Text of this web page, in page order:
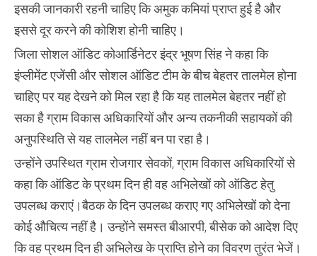
इसकी जानकारी रहनी चाहिए कि अमुक कमियां प्राप्त हुई है और
इससे दूर करने की कोशिश होनी चाहिए।
जिला सोशल ऑडिट कोआर्डिनेटर इंद्र भूषण सिंह ने कहा कि
इंप्लीमेंट एजेंसी और सोशल ऑडिट टीम के बीच बेहतर तालमेल होना
चाहिए पर यह देखने को मिल रहा है कि यह तालमेल बेहतर नहीं हो
सका है ग्राम विकास अधिकारियों और अन्य तकनीकी सहायकों की
अनुपस्थिति से यह तालमेल नहीं बन पा रहा है।
उन्होंने उपस्थित ग्राम रोजगार सेवकों, ग्राम विकास अधिकारियों से
कहा कि ऑडिट के प्रथम दिन ही वह अभिलेखों को ऑडिट हेतु
उपलब्ध कराएं।बैठक के दिन उपलब्ध कराए गए अभिलेखों को देना
कोई औचित्य नहीं है। उन्होंने समस्त बीआरपी, बीसेक को आदेश दिए
कि वह प्रथम दिन ही अभिलेख के प्राप्ति होने का विवरण तुरंत भेजें।